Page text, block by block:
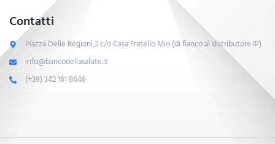
Contatti
Piazza Delle Regioni,2 c/o Casa Fratello Mio (di fianco al distributore IP)
info@bancodellasalute.it
(+39) 342 161 8646